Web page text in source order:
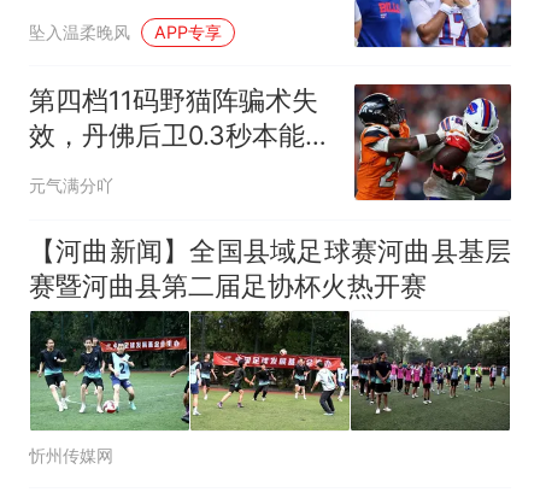
换不来超级碗
坠入温柔晚风 APP专享
第四档11码野猫阵骗术失
效，丹佛后卫0.3秒本能救
主终结比尔绝杀梦
元气满分吖
【河曲新闻】全国县域足球赛河曲县基层
赛暨河曲县第二届足协杯火热开赛
忻州传媒网